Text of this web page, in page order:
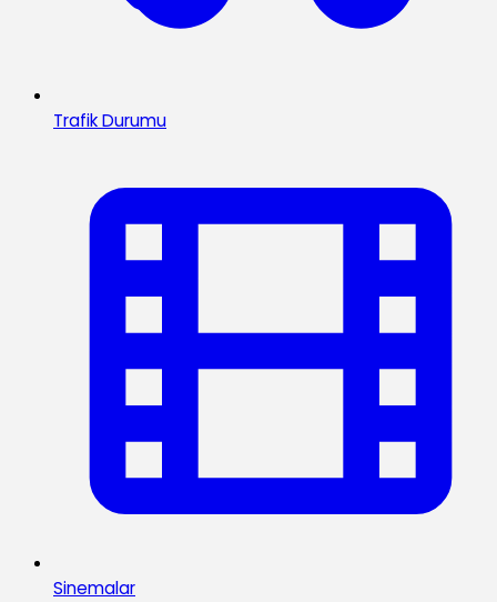
Trafik Durumu
Sinemalar